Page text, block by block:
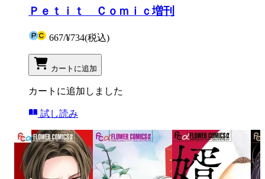
Ｐｅｔｉｔ Ｃｏｍｉｃ増刊
667/¥734(税込)
カートに追加
カートに追加しました
試し読み